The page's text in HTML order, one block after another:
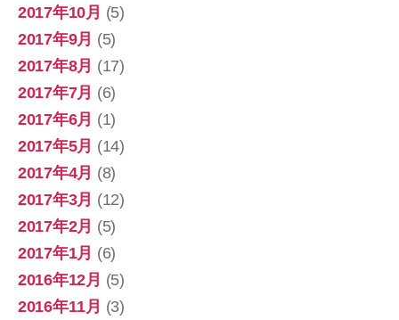
2017年10月 (5)
2017年9月 (5)
2017年8月 (17)
2017年7月 (6)
2017年6月 (1)
2017年5月 (14)
2017年4月 (8)
2017年3月 (12)
2017年2月 (5)
2017年1月 (6)
2016年12月 (5)
2016年11月 (3)